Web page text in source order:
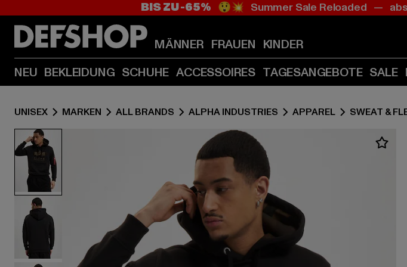
BIS ZU -65% 😲💥 Summer Sale Reloaded —
MÄNNER FRAUEN KINDER
NEU BEKLEIDUNG SCHUHE ACCESSOIRES TAGESANGEBOTE SALE
UNISEX MARKEN ALL BRANDS ALPHA INDUSTRIES APPAREL SWEAT &